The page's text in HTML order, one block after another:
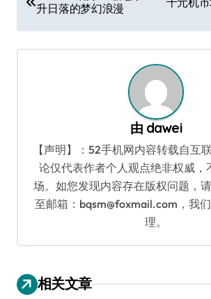
章
导
航
升日落的梦幻浪漫
由 dawei
【声明】：52手机网内容转载自互
论仅代表作者个人观点绝非权威，
场。如您发现内容存在版权问题，
至邮箱：bqsm@foxmail.com，我
理。
相关文章